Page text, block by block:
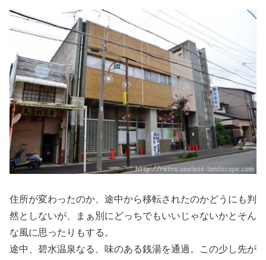
住所が変わったのか、途中から移転されたのかどうにも判
然としないが、まぁ別にどっちでもいいじゃないかとそん
な風に思ったりもする。
途中、碧水温泉なる、味のある銭湯を通過。この少し先が